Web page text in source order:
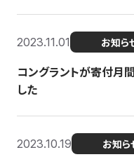
2023.11.01 お知ら
コングラントが寄付月
した
2023.10.19 お知ら